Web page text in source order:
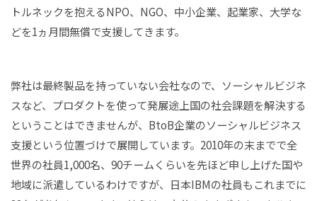
トルネックを抱えるNPO、NGO、中小企業、起業家、大学な
どを1ヵ月間無償で支援してきます。
弊社は最終製品を持っていない会社なので、ソーシャルビジネ
スなど、プロダクトを使って発展途上国の社会課題を解決する
ということはできませんが、BtoB企業のソーシャルビジネス
支援という位置づけで展開しています。2010年の末までで全
世界の社員1,000名、90チームくらいを先ほど申し上げた国や
地域に派遣しているわけですが、日本IBMの社員もこれまでに